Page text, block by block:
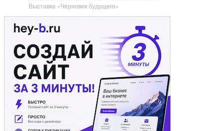
Выставка «Черновик будущего»